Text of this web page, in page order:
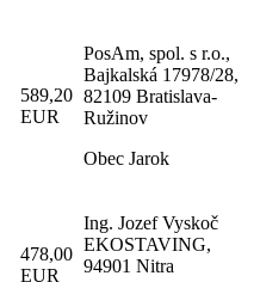
589,20
EUR
PosAm, spol. s r.o.,
Bajkalská 17978/28,
82109 Bratislava-
Ružinov
Obec Jarok
478,00
EUR
Ing. Jozef Vyskoč
EKOSTAVING,
94901 Nitra